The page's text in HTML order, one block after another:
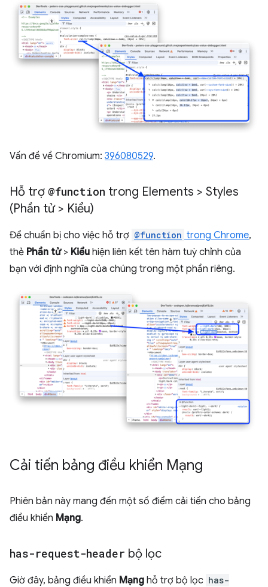
Vấn đề về Chromium: 396080529.
Hỗ trợ @function trong Elements > Styles
(Phần tử > Kiểu)
Để chuẩn bị cho việc hỗ trợ @function trong Chrome,
thẻ Phần tử> Kiểu hiện liên kết tên hàm tuỳ chỉnh của
bạn với định nghĩa của chúng trong một phần riêng.
Cải tiến bảng điều khiển Mạng
Phiên bản này mang đến một số điểm cải tiến cho bảng
điều khiển Mạng.
has-request-header bộ lọc
Giờ đây, bảng điều khiển Mạng hỗ trợ bộ lọc has-